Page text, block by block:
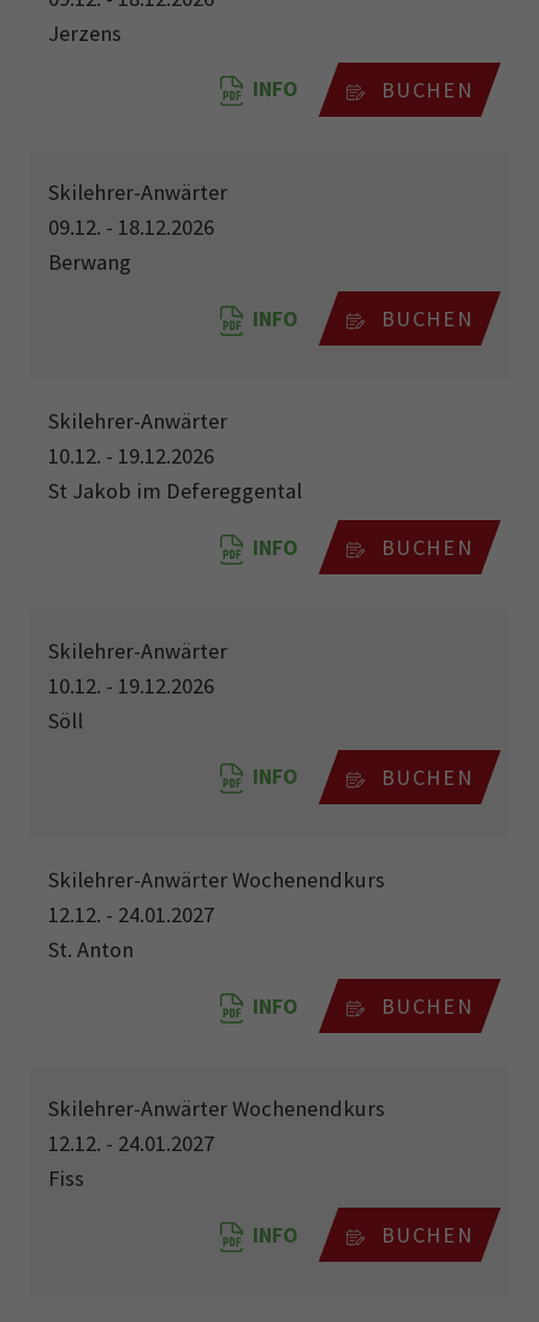
Jerzens
INFO BUCHEN
Skilehrer-Anwärter
09.12. - 18.12.2026
Berwang
INFO BUCHEN
Skilehrer-Anwärter
10.12. - 19.12.2026
St Jakob im Defereggental
INFO BUCHEN
Skilehrer-Anwärter
10.12. - 19.12.2026
Söll
INFO BUCHEN
Skilehrer-Anwärter Wochenendkurs
12.12. - 24.01.2027
St. Anton
INFO BUCHEN
Skilehrer-Anwärter Wochenendkurs
12.12. - 24.01.2027
Fiss
INFO BUCHEN